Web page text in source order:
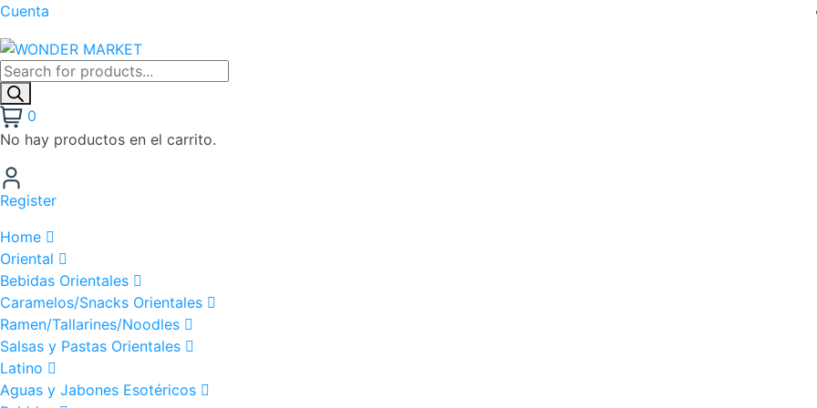
Cuenta
0
No hay productos en el carrito.
Register
Home
Oriental
Bebidas Orientales
Caramelos/Snacks Orientales
Ramen/Tallarines/Noodles
Salsas y Pastas Orientales
Latino
Aguas y Jabones Esotéricos